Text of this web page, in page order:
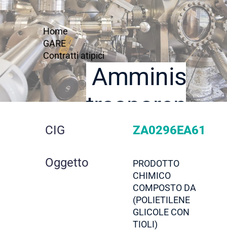
Home
GARE
Contratti atipici
trasparente
dettaglio
gara
CIG ZA0296EA61
Oggetto
PRODOTTO
CHIMICO
COMPOSTO DA
(POLIETILENE
GLICOLE CON
TIOLI)